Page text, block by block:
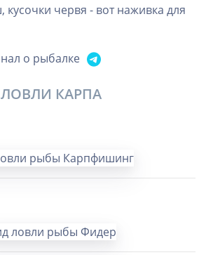
червя - вот наживка для
о рыбалке
КАРПА